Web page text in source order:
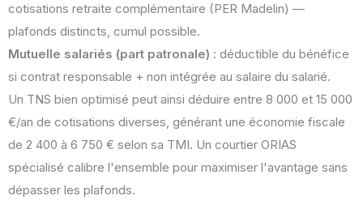
cotisations retraite complémentaire (PER Madelin) —
plafonds distincts, cumul possible.
Mutuelle salariés (part patronale) : déductible du bénéfice
si contrat responsable + non intégrée au salaire du salarié.
Un TNS bien optimisé peut ainsi déduire entre 8 000 et 15 000
€/an de cotisations diverses, générant une économie fiscale
de 2 400 à 6 750 € selon sa TMI. Un courtier ORIAS
spécialisé calibre l'ensemble pour maximiser l'avantage sans
dépasser les plafonds.